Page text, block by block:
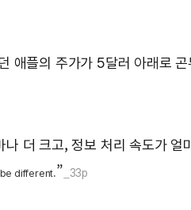
플의 주가가 5달러 아래로 곤
더 크고, 정보 처리 속도가 얼
different.” _33p